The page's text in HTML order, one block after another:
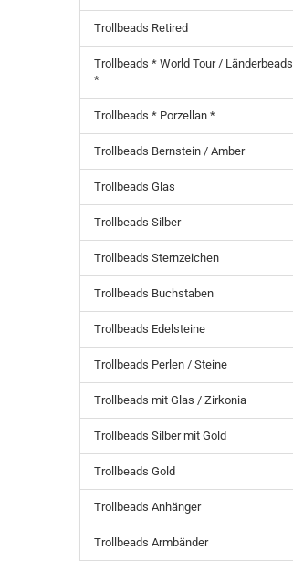
Trollbeads Retired
Trollbeads * World Tour / Länderbeads
*
Trollbeads * Porzellan *
Trollbeads Bernstein / Amber
Trollbeads Glas
Trollbeads Silber
Trollbeads Sternzeichen
Trollbeads Buchstaben
Trollbeads Edelsteine
Trollbeads Perlen / Steine
Trollbeads mit Glas / Zirkonia
Trollbeads Silber mit Gold
Trollbeads Gold
Trollbeads Anhänger
Trollbeads Armbänder